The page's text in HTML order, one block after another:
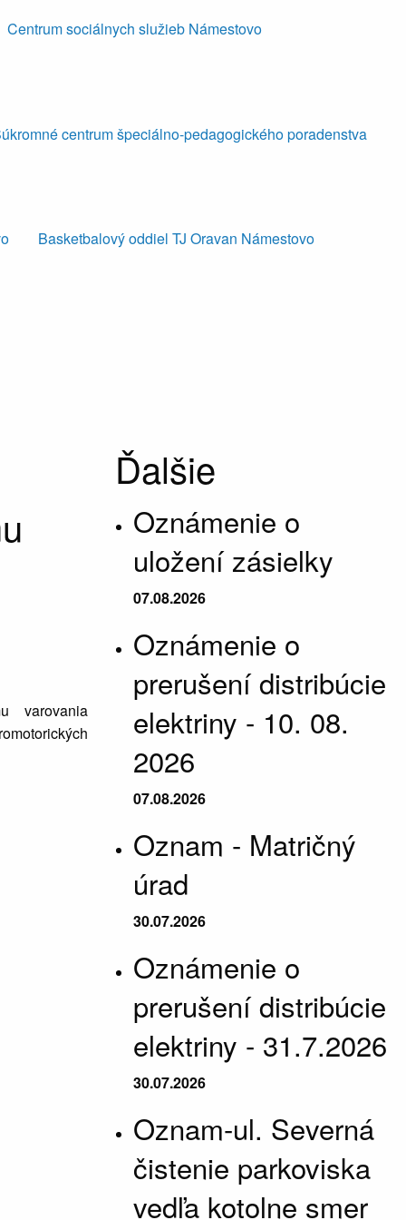
Centrum sociálnych služieb Námestovo
centrum špeciálno-pedagogického poradenstva
Basketbalový oddiel TJ Oravan Námestovo
varovania
Ďalšie
Oznámenie o
uložení zásielky
07.08.2026
Oznámenie o
prerušení distribúcie
elektriny - 10. 08.
2026
07.08.2026
Oznam - Matričný
úrad
30.07.2026
Oznámenie o
prerušení distribúcie
elektriny - 31.7.2026
30.07.2026
Oznam-ul. Severná
čistenie parkoviska
vedľa kotolne smer